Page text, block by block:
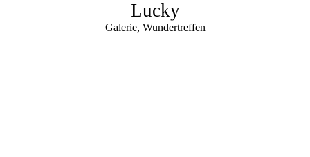
Lucky
Galerie, Wundertreffen